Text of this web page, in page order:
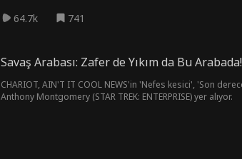
64.7k 741
Savaş Arabası: Zafer de Yıkım da Bu Arabada!
CHARIOT, AIN'T IT COOL NEWS'in 'Nefes kesici', 'Son
Anthony Montgomery (STAR TREK: ENTERPRISE) yer alıyor.